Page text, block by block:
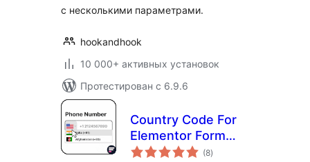
с несколькими параметрами.
hookandhook
10 000+ активных установок
Протестирован с 6.9.6
Country Code For
Elementor Form
Telephone Field
(8общий
рейтинг
)